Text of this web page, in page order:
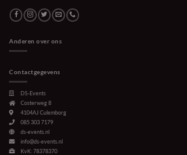
Anderen over ons
Contactgegevens
DS-Events
Costerweg 8
4104AJ Culemborg
085 303 7179
ds-events.nl
info@ds-events.nl
KvK: 78378370